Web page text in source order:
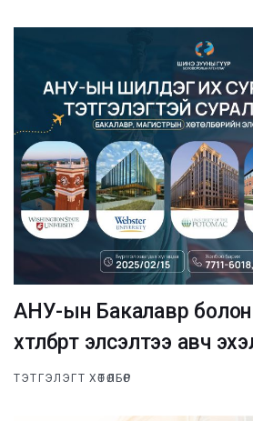
АНУ-ын Бакалавр
хөтөлбөрт элсэлтээ авч
ТЭТГЭЛЭГТ ХӨТӨЛБӨР